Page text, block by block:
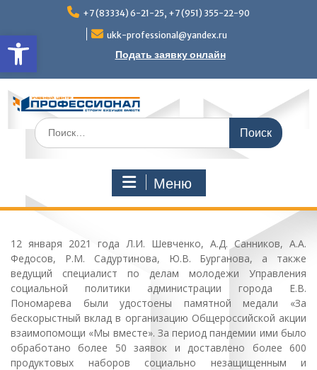
Открыть панель
содержимому
+7 (83334) 6-21-25, +7 (951) 355-22-90
ukk-professional@yandex.ru
Подать заявку онлайн
Поиск
по:
Меню
12 января 2021 года Л.И. Шевченко, А.Д. Санников, А.А.
Федосов, Р.М. Садуртинова, Ю.В. Бурганова, а также
ведущий специалист по делам молодежи Управления
социальной политики администрации города Е.В.
Пономарева были удостоены памятной медали «За
бескорыстный вклад в организацию Общероссийской акции
взаимопомощи «Мы вместе». За период пандемии ими было
обработано более 50 заявок и доставлено более 600
продуктовых наборов социально незащищенным и